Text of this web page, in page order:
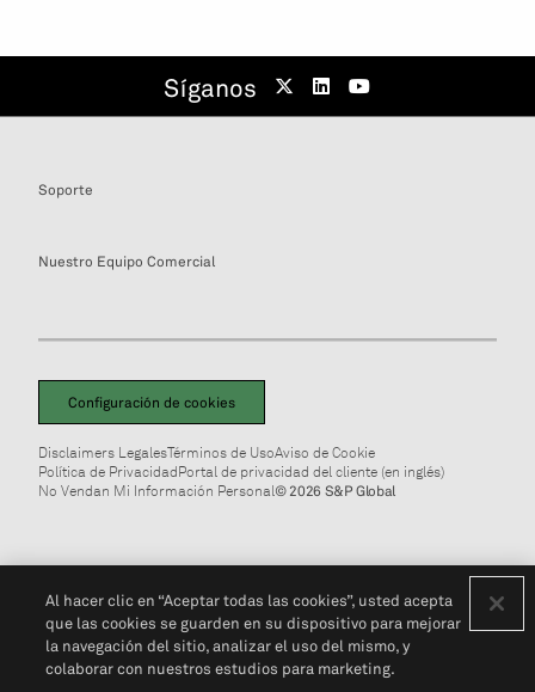
Síganos
Soporte
Nuestro Equipo Comercial
Configuración de cookies
Disclaimers LegalesTérminos de UsoAviso de Cookie
Política de PrivacidadPortal de privacidad del cliente (en inglés)
No Vendan Mi Información Personal© 2026 S&P Global
Al hacer clic en “Aceptar todas las cookies”, usted acepta
que las cookies se guarden en su dispositivo para mejorar
la navegación del sitio, analizar el uso del mismo, y
colaborar con nuestros estudios para marketing.